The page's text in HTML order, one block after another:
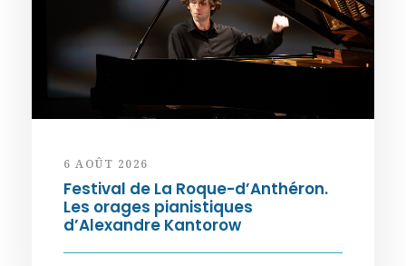
6 AOÛT 2026
Festival de La Roque-d’Anthéron.
Les orages pianistiques
d’Alexandre Kantorow